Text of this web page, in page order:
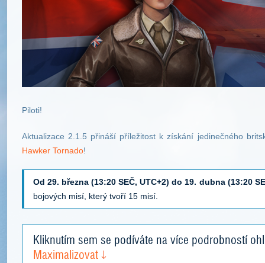
Piloti!
Aktualizace 2.1.5 přináší příležitost k získání jedinečného
Hawker Tornado!
Od 29. března (13:20 SEČ, UTC+2) do 19. dubna (13:20
bojových misí, který tvoří 15 misí.
Kliknutím sem se podíváte na více podrobností
Maximalizovat